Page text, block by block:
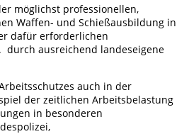
professionellen,
Waffen- und Schießausbildung in
dafür erforderlichen
durch ausreichend landeseigene
auch in der
der zeitlichen Arbeitsbelastung
in besonderen